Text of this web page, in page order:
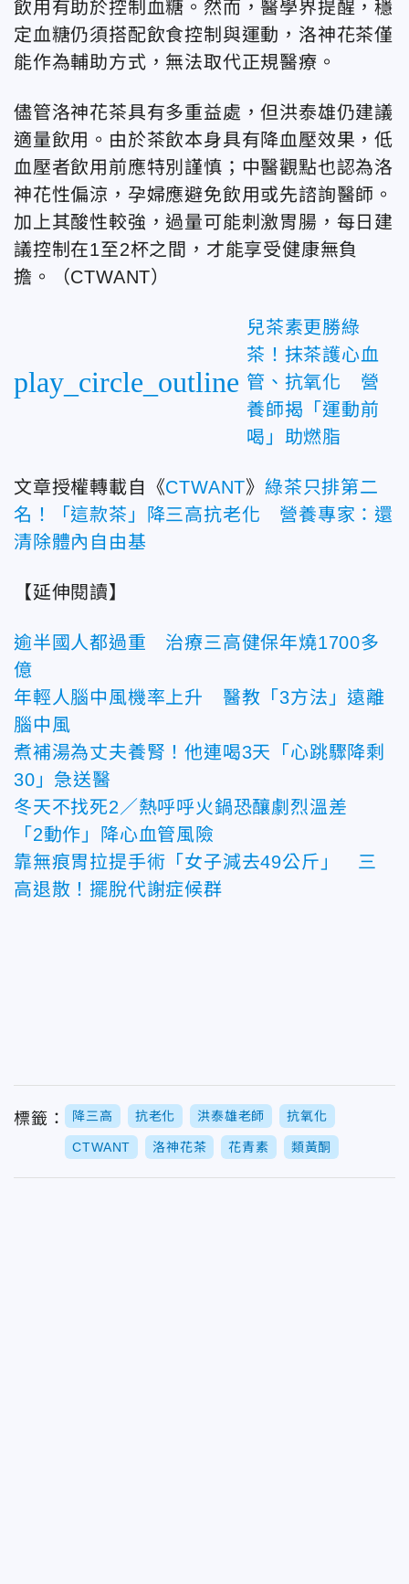
飲用有助於控制血糖。然而，醫學界提醒，穩
定血糖仍須搭配飲食控制與運動，洛神花茶僅
能作為輔助方式，無法取代正規醫療。
儘管洛神花茶具有多重益處，但洪泰雄仍建議
適量飲用。由於茶飲本身具有降血壓效果，低
血壓者飲用前應特別謹慎；中醫觀點也認為洛
神花性偏涼，孕婦應避免飲用或先諮詢醫師。
加上其酸性較強，過量可能刺激胃腸，每日建
議控制在1至2杯之間，才能享受健康無負
擔。（CTWANT）
play_circle_outline
兒茶素更勝綠
茶！抹茶護心血
管、抗氧化 營
養師揭「運動前
喝」助燃脂
文章授權轉載自《CTWANT》綠茶只排第二
名！「這款茶」降三高抗老化 營養專家：還
清除體內自由基
【延伸閱讀】
逾半國人都過重 治療三高健保年燒1700多
億
年輕人腦中風機率上升 醫教「3方法」遠離
腦中風
煮補湯為丈夫養腎！他連喝3天「心跳驟降剩
30」急送醫
冬天不找死2／熱呼呼火鍋恐釀劇烈溫差
「2動作」降心血管風險
靠無痕胃拉提手術「女子減去49公斤」 三
高退散！擺脫代謝症候群
標籤： 降三高 抗老化 洪泰雄老師 抗氧化
CTWANT 洛神花茶 花青素 類黃酮